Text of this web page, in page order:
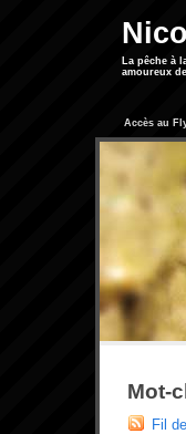
La pêche à
amoureux
Accès au
Mot-
Fil